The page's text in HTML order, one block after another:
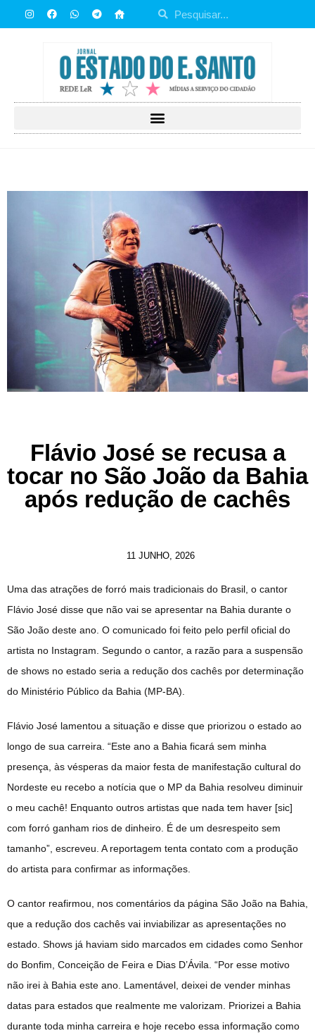
Flávio José se recusa a
tocar no São João da Bahia
após redução de cachês
11 JUNHO, 2026
Uma das atrações de forró mais tradicionais do Brasil, o cantor
Flávio José disse que não vai se apresentar na Bahia durante o
São João deste ano. O comunicado foi feito pelo perfil oficial do
artista no Instagram. Segundo o cantor, a razão para a suspensão
de shows no estado seria a redução dos cachês por determinação
do Ministério Público da Bahia (MP-BA).
Flávio José lamentou a situação e disse que priorizou o estado ao
longo de sua carreira. “Este ano a Bahia ficará sem minha
presença, às vésperas da maior festa de manifestação cultural do
Nordeste eu recebo a notícia que o MP da Bahia resolveu diminuir
o meu cachê! Enquanto outros artistas que nada tem haver [sic]
com forró ganham rios de dinheiro. É de um desrespeito sem
tamanho”, escreveu. A reportagem tenta contato com a produção
do artista para confirmar as informações.
O cantor reafirmou, nos comentários da página São João na Bahia,
que a redução dos cachês vai inviabilizar as apresentações no
estado. Shows já haviam sido marcados em cidades como Senhor
do Bonfim, Conceição de Feira e Dias D’Ávila. “Por esse motivo
não irei à Bahia este ano. Lamentável, deixei de vender minhas
datas para estados que realmente me valorizam. Priorizei a Bahia
durante toda minha carreira e hoje recebo essa informação como